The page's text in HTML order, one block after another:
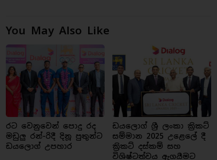
You May Also Like
රට වෙනුවෙන් පොදු රද
මඩුලු රන්-රිදී දිනූ පුතුන්ට
ඩයලොග් උපහාර
ඩයලොග් ශ්‍රී ලංකා ක්‍රිකට්
සම්මාන 2025 උළෙලේ දී
ක්‍රිකට් දස්කම් සහ
විශිෂ්ටත්වය ඇගයීමට